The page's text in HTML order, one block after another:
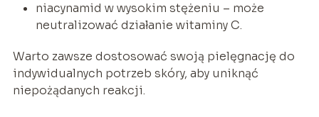
niacynamid w wysokim stężeniu – może
neutralizować działanie witaminy C.
Warto zawsze dostosować swoją pielęgnację do
indywidualnych potrzeb skóry, aby uniknąć
niepożądanych reakcji.